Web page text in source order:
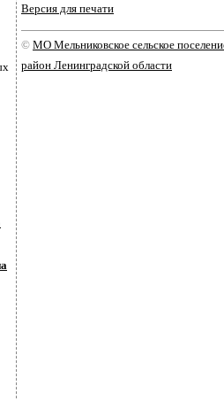
Версия для печати
© МО Мельниковское сельское
район Ленинградской области